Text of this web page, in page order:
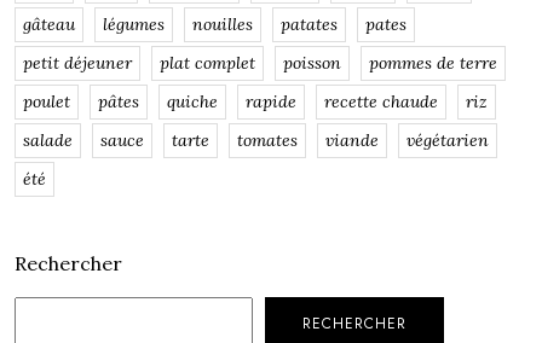
gâteau
légumes nouilles patates
pates
petit déjeuner
plat complet poisson
pommes de terre
poulet
pâtes quiche rapide recette chaude
riz
salade
sauce tarte tomates viande
végétarien
été
Rechercher
RECHERCHER